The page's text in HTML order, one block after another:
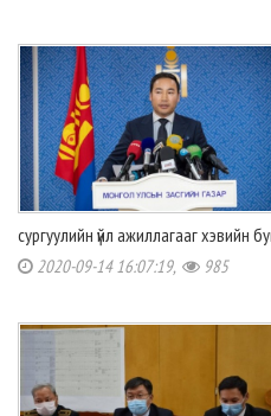
сургуулийн үйл ажиллагааг хэвийн
2020-09-14 16:07:19, 985